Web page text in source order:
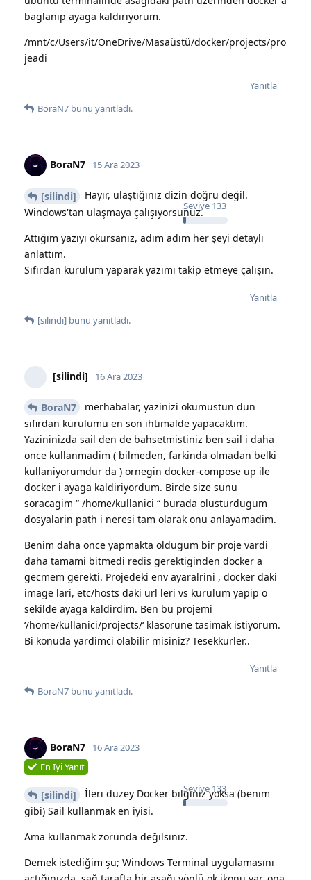
baglanip ayaga kaldiriyorum.
/mnt/c/Users/it/OneDrive/Masaüstü/docker/projects/pro
jeadi
Yanıtla
BoraN7 bunu yanıtladı.
BoraN7
Seviye 133
15 Ara 2023
[silindi]
Hayır, ulaştığınız dizin doğru değil.
Windows'tan ulaşmaya çalışıyorsunuz.
Attığım yazıyı okursanız, adım adım her şeyi detaylı
anlattım.
Sıfırdan kurulum yaparak yazımı takip etmeye çalışın.
Yanıtla
[silindi] bunu yanıtladı.
[silindi] 16 Ara 2023
BoraN7
merhabalar, yazinizi okumustun dun
sifirdan kurulumu en son ihtimalde yapacaktim.
Yazininizda sail den de bahsetmistiniz ben sail i daha
once kullanmadim ( bilmeden, farkinda olmadan belki
kullaniyorumdur da ) ornegin docker-compose up ile
docker i ayaga kaldiriyordum. Birde size sunu
soracagim “ /home/kullanici “ burada olusturdugum
dosyalarin path i neresi tam olarak onu anlayamadim.
Benim daha once yapmakta oldugum bir proje vardi
daha tamami bitmedi redis gerektiginden docker a
gecmem gerekti. Projedeki env ayaralrini , docker daki
image lari, etc/hosts daki url leri vs kurulum yapip o
sekilde ayaga kaldirdim. Ben bu projemi
‘/home/kullanici/projects/‘ klasorune tasimak istiyorum.
Bi konuda yardimci olabilir misiniz? Tesekkurler..
Yanıtla
BoraN7 bunu yanıtladı.
BoraN7
Seviye 133
16 Ara 2023
En İyi Yanıt
[silindi]
İleri düzey Docker bilginiz yoksa (benim
gibi) Sail kullanmak en iyisi.
Ama kullanmak zorunda değilsiniz.
Demek istediğim şu; Windows Terminal uygulamasını